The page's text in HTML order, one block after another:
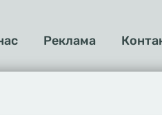
Реклама